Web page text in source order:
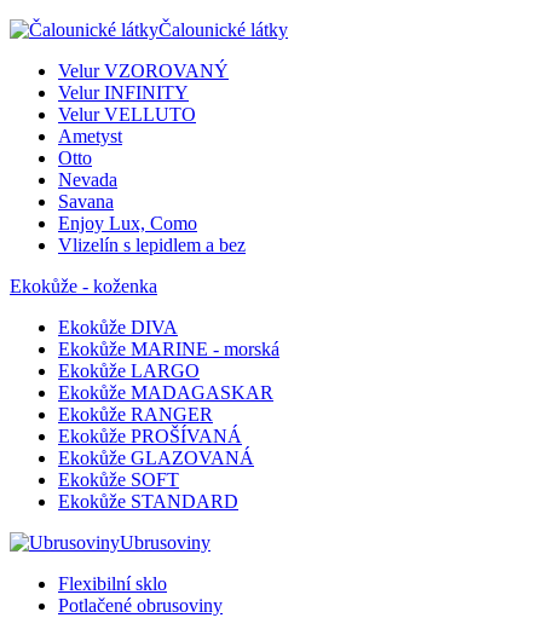
Čalounické látky
Velur VZOROVANÝ
Velur INFINITY
Velur VELLUTO
Ametyst
Otto
Nevada
Savana
Enjoy Lux, Como
Vlizelín s lepidlem a bez
Ekokůže - koženka
Ekokůže DIVA
Ekokůže MARINE - morská
Ekokůže LARGO
Ekokůže MADAGASKAR
Ekokůže RANGER
Ekokůže PROŠÍVANÁ
Ekokůže GLAZOVANÁ
Ekokůže SOFT
Ekokůže STANDARD
Ubrusoviny
Flexibilní sklo
Potlačené obrusoviny